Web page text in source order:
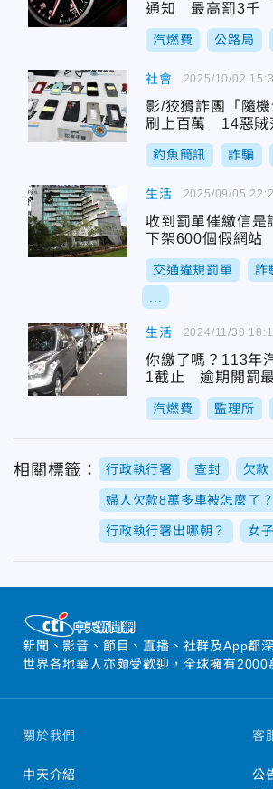
通知 最高罰3千
汽燃費 公路局
社會
影/狡猾詐團「隨
刷上百萬 14惡賊
釣魚簡訊 詐騙
2025/10/02
生活
收到罰單催繳信是
下架600個假網站
交通違規罰單 詐
2025/09/05
生活
你繳了嗎？113年
1截止 逾期開罰
汽燃費 監理所
2024/11/30
相關標籤： 行政執行署 查封 欠款
婦人欠款8萬多車被怎麼了？
行政執行署出哪朝？ 女
新聞、影音、節目、直播、社群及App都
世界各地華人亦頗受歡迎，全球擁有2000
關於我們
中天介紹
客
公